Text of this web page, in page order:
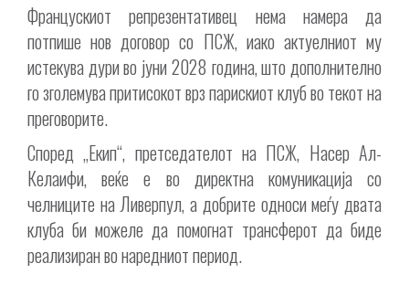
Францускиот репрезентативец нема намера да
потпише нов договор со ПСЖ, иако актуелниот му
истекува дури во јуни 2028 година, што дополнително
го зголемува притисокот врз парискиот клуб во текот на
преговорите.
Според „Екип“, претседателот на ПСЖ, Насер Ал-
Келаифи, веќе е во директна комуникација со
челниците на Ливерпул, а добрите односи меѓу двата
клуба би можеле да помогнат трансферот да биде
реализиран во наредниот период.